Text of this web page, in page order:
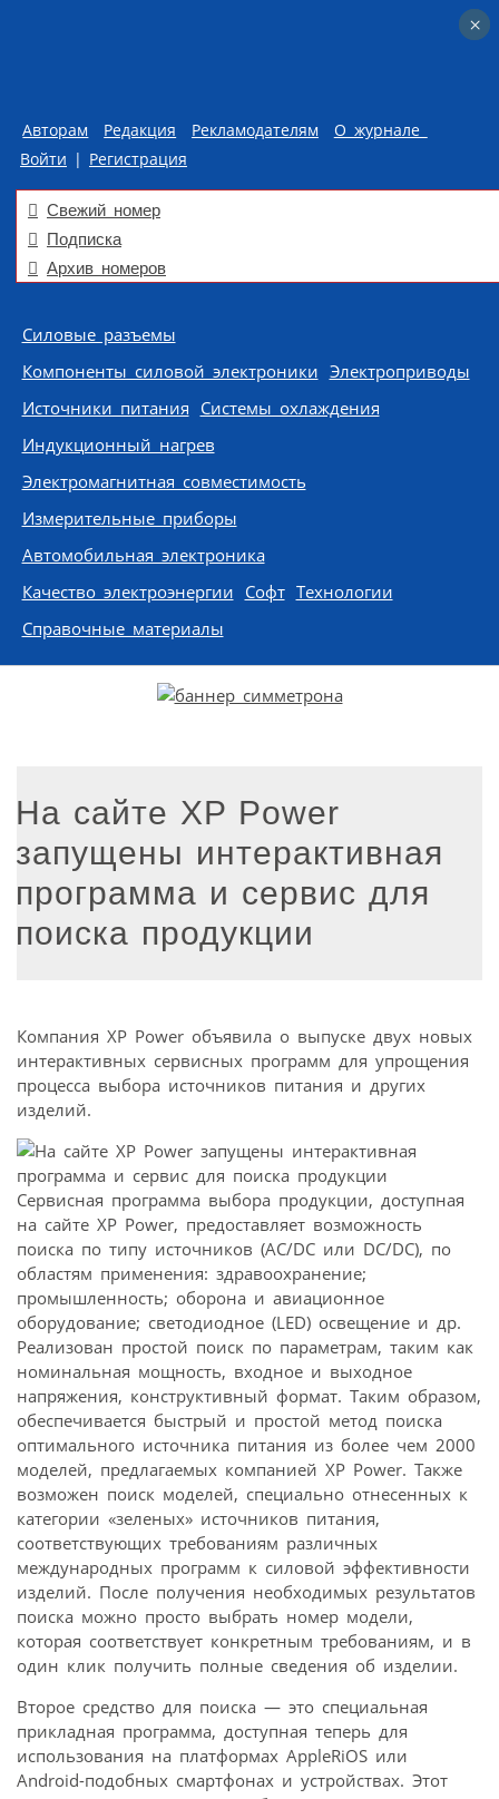
Авторам Редакция Рекламодателям
О журнале
Войти | Регистрация
Свежий номер
Подписка
Архив номеров
Skip to content
Силовые разъемы
Компоненты силовой электроники Электроприводы
Источники питания Системы охлаждения
Индукционный нагрев
Электромагнитная совместимость
Измерительные приборы
Автомобильная электроника
Качество электроэнергии Софт Технологии
Справочные материалы
На сайте XP Power
запущены интерактивная
программа и сервис для
поиска продукции
Компания XP Power объявила о выпуске двух новых
интерактивных сервисных программ для упрощения
процесса выбора источников питания и других
изделий.
Сервисная программа выбора продукции, доступная
на сайте XP Power, предоставляет возможность
поиска по типу источников (AC/DC или DC/DC), по
областям применения: здравоохранение;
промышленность; оборона и авиационное
оборудование; светодиодное (LED) освещение и др.
Реализован простой поиск по параметрам, таким как
номинальная мощность, входное и выходное
напряжения, конструктивный формат. Таким образом,
обеспечивается быстрый и простой метод поиска
оптимального источника питания из более чем 2000
моделей, предлагаемых компанией XP Power. Также
возможен поиск моделей, специально отнесенных к
категории «зеленых» источников питания,
соответствующих требованиям различных
международных программ к силовой эффективности
изделий. После получения необходимых результатов
поиска можно просто выбрать номер модели,
которая соответствует конкретным требованиям, и в
один клик получить полные сведения об изделии.
Второе средство для поиска — это специальная
прикладная программа, доступная теперь для
использования на платформах AppleRiOS или
Android-подобных смартфонах и устройствах. Этот
×
×